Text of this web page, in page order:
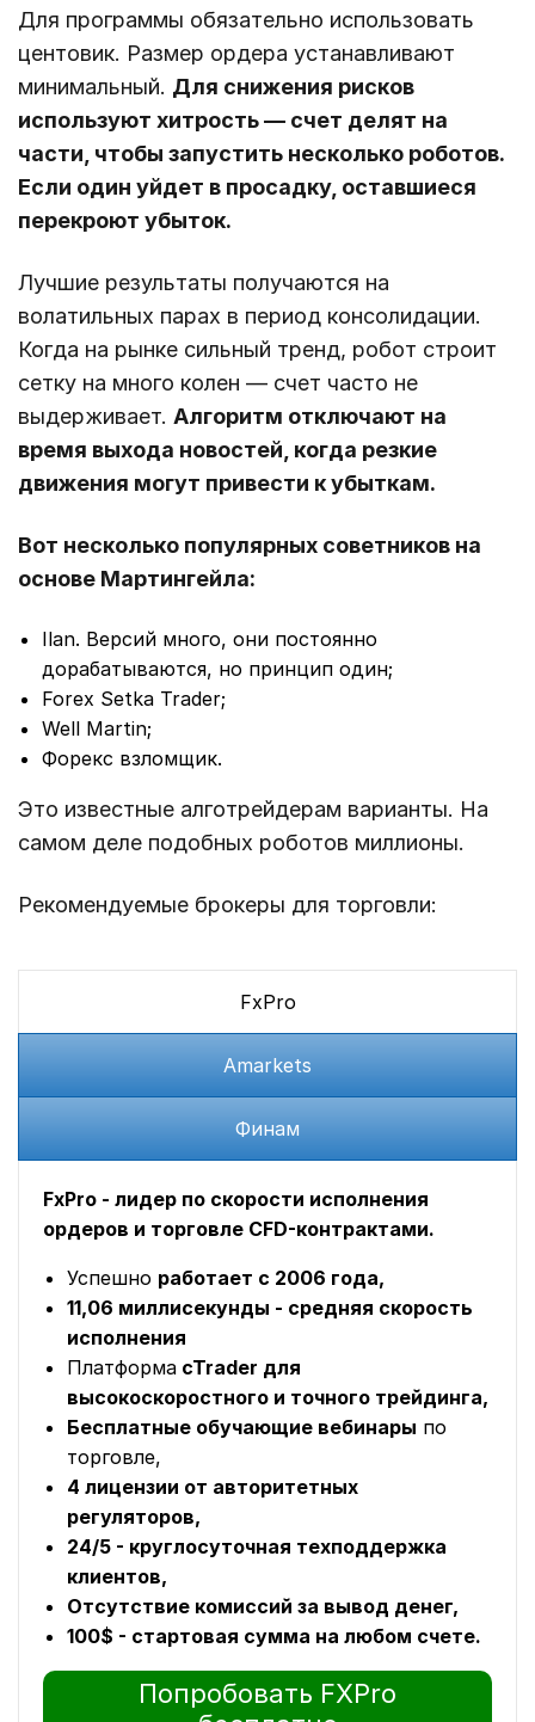
Для программы обязательно использовать
центовик. Размер ордера устанавливают
минимальный. Для снижения рисков
используют хитрость ― счет делят на
части, чтобы запустить несколько роботов.
Если один уйдет в просадку, оставшиеся
перекроют убыток.
Лучшие результаты получаются на
волатильных парах в период консолидации.
Когда на рынке сильный тренд, робот строит
сетку на много колен ― счет часто не
выдерживает. Алгоритм отключают на
время выхода новостей, когда резкие
движения могут привести к убыткам.
Вот несколько популярных советников на
основе Мартингейла:
Ilan. Версий много, они постоянно
дорабатываются, но принцип один;
Forex Setka Trader;
Well Martin;
Форекс взломщик.
Это известные алготрейдерам варианты. На
самом деле подобных роботов миллионы.
Рекомендуемые брокеры для торговли:
FxPro
Amarkets
Финам
FxPro - лидер по скорости исполнения
ордеров и торговле CFD-контрактами.
Успешно работает с 2006 года,
11,06 миллисекунды - средняя скорость
исполнения
Платформа cTrader для
высокоскоростного и точного трейдинга,
Бесплатные обучающие вебинары по
торговле,
4 лицензии от авторитетных
регуляторов,
24/5 - круглосуточная техподдержка
клиентов,
Отсутствие комиссий за вывод денег,
100$ - стартовая сумма на любом счете.
Попробовать FXPro